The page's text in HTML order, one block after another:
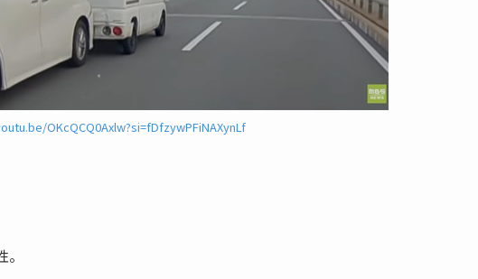
OKcQCQ0Axlw?si=fDfzywPFiNAXynLf